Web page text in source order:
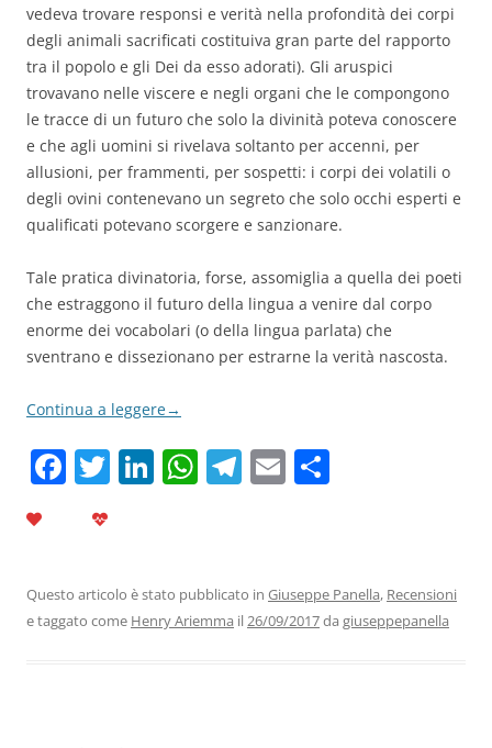
vedeva trovare responsi e verità nella profondità dei corpi
degli animali sacrificati costituiva gran parte del rapporto
tra il popolo e gli Dei da esso adorati). Gli aruspici
trovavano nelle viscere e negli organi che le compongono
le tracce di un futuro che solo la divinità poteva conoscere
e che agli uomini si rivelava soltanto per accenni, per
allusioni, per frammenti, per sospetti: i corpi dei volatili o
degli ovini contenevano un segreto che solo occhi esperti e
qualificati potevano scorgere e sanzionare.
Tale pratica divinatoria, forse, assomiglia a quella dei poeti
che estraggono il futuro della lingua a venire dal corpo
enorme dei vocabolari (o della lingua parlata) che
sventrano e dissezionano per estrarne la verità nascosta.
Continua a leggere→
F
b
o
T Li
dI
n
W
A
p
T
a
m
E
vi
di
Questo articolo è stato pubblicato in Giuseppe Panella, Recensioni
e taggato come Henry Ariemma il26/09/2017da giuseppepanella